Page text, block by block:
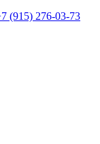
(915) 276-03-73